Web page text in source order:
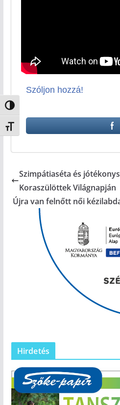
Nagy kontraszt váltása
Betűméret váltása
Szóljon hozzá!
Szimpátiaséta és
Koraszülöttek Világnapján
Újra van felnőtt női
Hirdetés